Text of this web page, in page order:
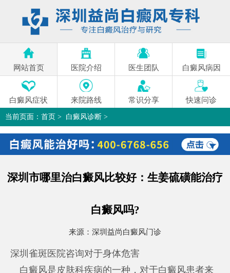
网站首页 医院介绍 医生团队 白癜风病因
白癜风症状 来院路线 常识分享 快速问诊
当前页面： 首页 > 白癜风诊断 >
深圳市哪里治白癜风比较好：生姜硫磺能治疗白癜风吗?>
深圳市哪里治白癜风比较好：生姜硫磺能治疗
白癜风吗?
来源： 深圳益尚白癜风门诊
深圳雀斑医院咨询对于身体危害
白癜风是皮肤科疾病的一种，对于白癜风患者来